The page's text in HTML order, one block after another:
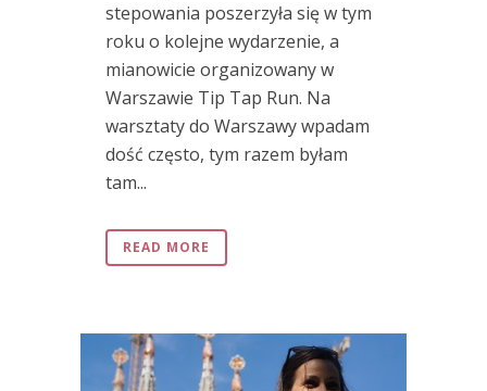
stepowania poszerzyła się w tym
roku o kolejne wydarzenie, a
mianowicie organizowany w
Warszawie Tip Tap Run. Na
warsztaty do Warszawy wpadam
dość często, tym razem byłam
tam...
READ MORE